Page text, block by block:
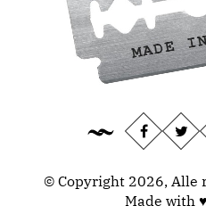
© Copyright 2026, Alle
Made with